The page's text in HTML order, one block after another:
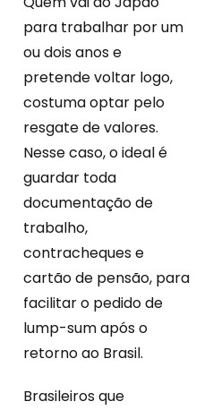
para trabalhar por um
ou dois anos e
pretende voltar logo,
costuma optar pelo
resgate de valores.
Nesse caso, o ideal é
guardar toda
documentação de
trabalho,
contracheques e
cartão de pensão, para
facilitar o pedido de
lump-sum após o
retorno ao Brasil.
Brasileiros que